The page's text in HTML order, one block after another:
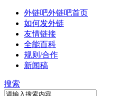
外链吧外链吧首页
如何发外链
友情链接
全能百科
规则/合作
新闻稿
搜索